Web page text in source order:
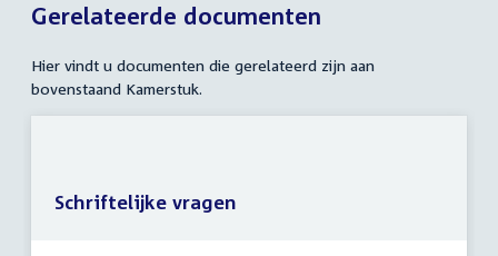
Gerelateerde documenten
Hier vindt u documenten die gerelateerd zijn aan
bovenstaand Kamerstuk.
Schriftelijke vragen